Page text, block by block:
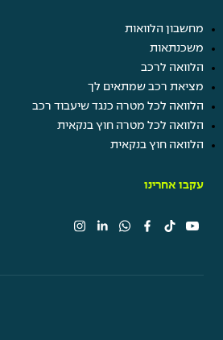
מחשבון הלוואות
משכנתאות
הלוואה לרכב
מציאת רכב שמתאים לך
הלוואה לכל מטרה כנגד שיעבוד רכב
הלוואה לכל מטרה חוץ בנקאית
הלוואה חוץ בנקאית
עקבו אחרינו